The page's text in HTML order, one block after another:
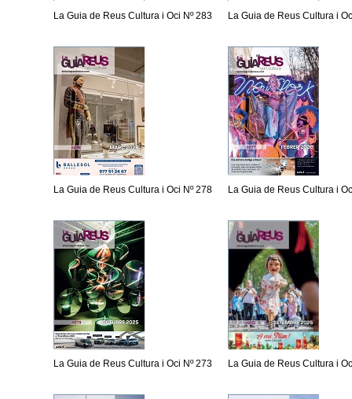
La Guia de Reus Cultura i Oci Nº 283 La Guia de Reus Cultura i
La Guia de Reus Cultura i Oci Nº 278 La Guia de Reus Cultura i
La Guia de Reus Cultura i Oci Nº 273 La Guia de Reus Cultura i